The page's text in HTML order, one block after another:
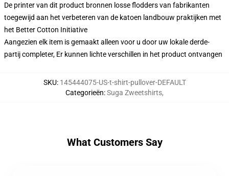
De printer van dit product bronnen losse flodders van fabrikanten
toegewijd aan het verbeteren van de katoen landbouw praktijken met
het Better Cotton Initiative
Aangezien elk item is gemaakt alleen voor u door uw lokale derde-
partij completer, Er kunnen lichte verschillen in het product ontvangen
SKU: 145444075-US-t-shirt-pullover-DEFAULT
Categorieën:Suga Zweetshirts,
What Customers Say